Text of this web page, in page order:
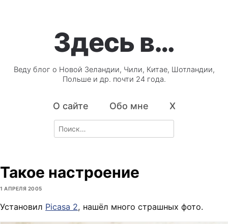
Здесь в…
Веду блог о Новой Зеландии, Чили, Китае, Шотландии,
Польше и др. почти 24 года.
О сайте Обо мне X
Search
for:
Такое настроение
1 АПРЕЛЯ 2005
Установил Picasa 2, нашёл много страшных фото.